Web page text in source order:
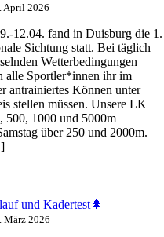
April 2026
12.04. fand in Duisburg die 1.
Sichtung statt. Bei täglich
Wetterbedingungen
alle Sportler*innen ihr im
antrainiertes Können unter
stellen müssen. Unsere LK
500, 1000 und 5000m
über 250 und 2000m.
und Kadertest🌲
März 2026